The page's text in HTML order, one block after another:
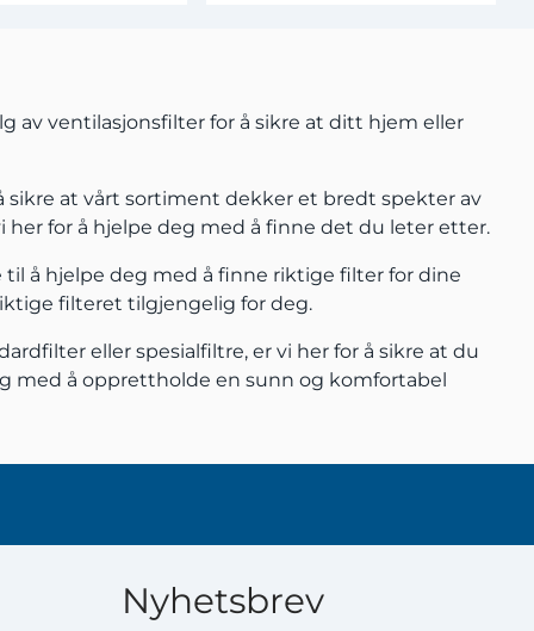
av ventilasjonsfilter for å sikre at ditt hjem eller
sikre at vårt sortiment dekker et bredt spekter av
for å hjelpe deg med å finne det du leter etter.
å hjelpe deg med å finne riktige filter for dine
filteret tilgjengelig for deg.
eller spesialfiltre, er vi her for å sikre at du
med å opprettholde en sunn og komfortabel
Nyhetsbrev